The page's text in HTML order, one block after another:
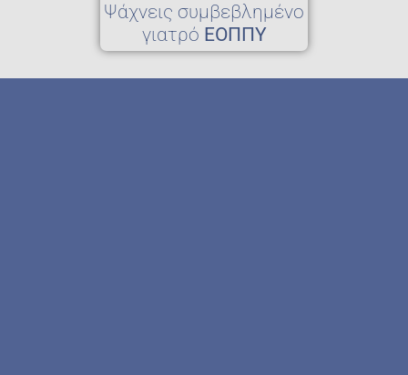
Ψάχνεις συμβεβλημένο
γιατρό ΕΟΠΠΥ